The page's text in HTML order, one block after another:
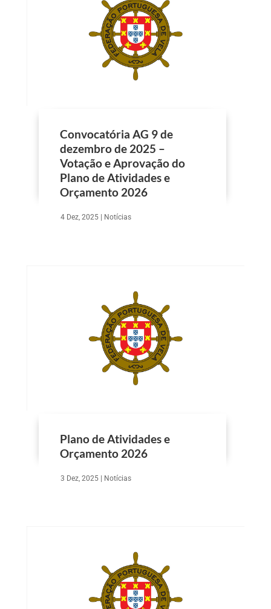
Convocatória AG 9 de
dezembro de 2025 –
Votação e Aprovação do
Plano de Atividades e
Orçamento 2026
4 Dez, 2025| Notícias
Plano de Atividades e
Orçamento 2026
3 Dez, 2025| Notícias